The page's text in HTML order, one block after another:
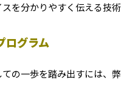
を分かりやすく伝える技術
ログラム
の一歩を踏み出すには、弊